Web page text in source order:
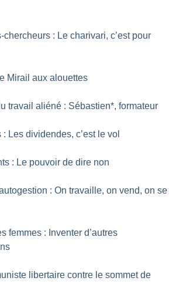
chercheurs : Le charivari, c’est pour
Mirail aux alouettes
travail aliéné : Sébastien*, formateur
Les dividendes, c’est le vol
: Le pouvoir de dire non
: On travaille, on vend, on se
femmes : Inventer d’autres
libertaire contre le sommet de